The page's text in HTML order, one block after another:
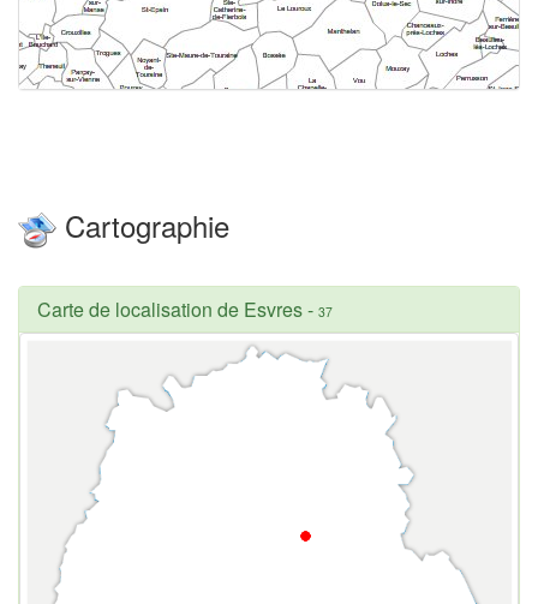
Cartographie
Carte de localisation de Esvres- 37